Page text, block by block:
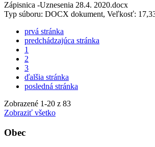
Zápisnica -Uznesenia 28.4. 2020.docx
Typ súboru: DOCX dokument, Veľkosť:
prvá stránka
predchádzajúca stránka
1
2
3
ďalšia stránka
posledná stránka
Zobrazené 1-20 z 83
Zobraziť všetko
Obec